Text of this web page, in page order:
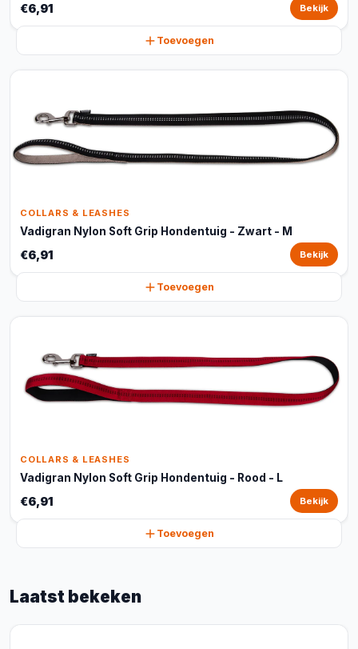
€6,91 Bekijk
Toevoegen
COLLARS & LEASHES
Vadigran Nylon Soft Grip Hondentuig - Zwart - M
€6,91 Bekijk
Toevoegen
COLLARS & LEASHES
Vadigran Nylon Soft Grip Hondentuig - Rood - L
€6,91 Bekijk
Toevoegen
Laatst bekeken